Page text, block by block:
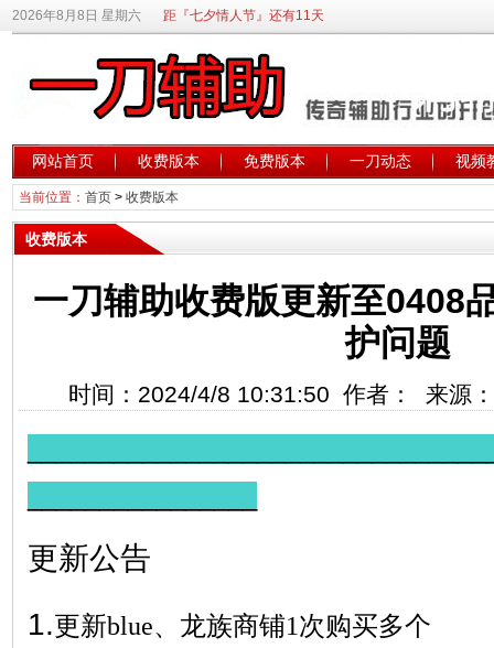
2026年8月8日 星期六 距『七夕情人节』还有11天
网站首页 收费版本 免费版本 一刀动态 视频
当前位置： 首页> 收费版本
收费版本
一刀辅助收费版更新至0408
护问题
时间：2024/4/8 10:31:50 作者： 来源
更新公告
1.更新blue、龙族商铺1次购买多个